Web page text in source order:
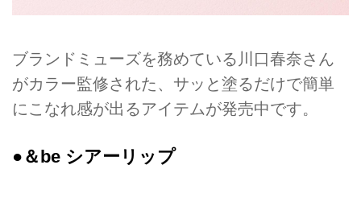
ブランドミューズを務めている川口春奈さん
がカラー監修された、サッと塗るだけで簡単
にこなれ感が出るアイテムが発売中です。
●＆be シアーリップ